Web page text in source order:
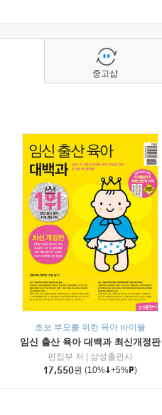
초보 부모를 위한 육아 바이블
임신 출산 육아 대백과 최신개정판
편집부 저
삼성출판사
17,550원 (10% +5% )
중고샵